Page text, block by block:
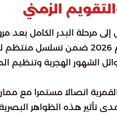
الزمني
مع بدايات شهر مايو من عام
الشهور الهجرية وتنظيم
اتصالا مستمرا مع
تأثير هذه الظواهر